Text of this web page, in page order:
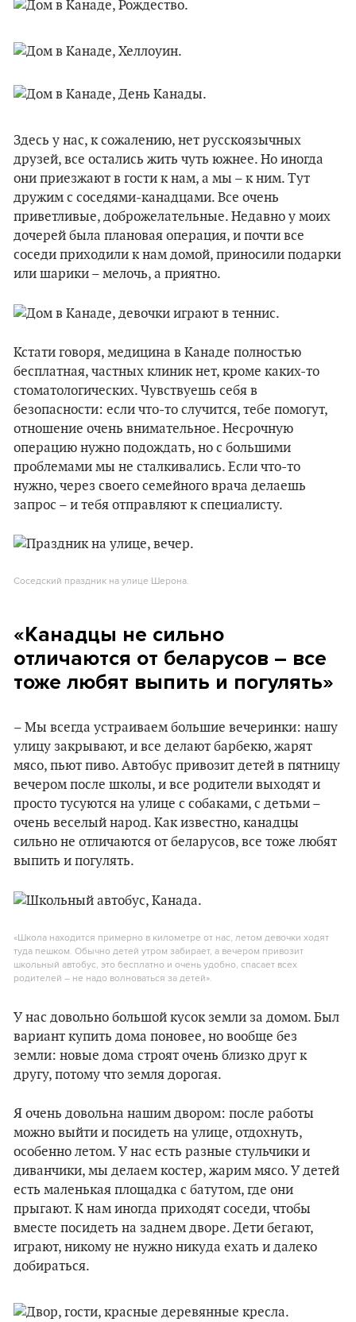
Здесь у нас, к сожалению, нет русскоязычных
друзей, все остались жить чуть южнее. Но иногда
они приезжают в гости к нам, а мы – к ним. Тут
дружим с соседями-канадцами. Все очень
приветливые, доброжелательные. Недавно у моих
дочерей была плановая операция, и почти все
соседи приходили к нам домой, приносили подарки
или шарики – мелочь, а приятно.
Кстати говоря, медицина в Канаде полностью
бесплатная, частных клиник нет, кроме каких-то
стоматологических. Чувствуешь себя в
безопасности: если что-то случится, тебе помогут,
отношение очень внимательное. Несрочную
операцию нужно подождать, но с большими
проблемами мы не сталкивались. Если что-то
нужно, через своего семейного врача делаешь
запрос – и тебя отправляют к специалисту.
Соседский праздник на улице Шерона.
«Канадцы не сильно
отличаются от беларусов – все
тоже любят выпить и погулять»
– Мы всегда устраиваем большие вечеринки: нашу
улицу закрывают, и все делают барбекю, жарят
мясо, пьют пиво. Автобус привозит детей в пятницу
вечером после школы, и все родители выходят и
просто тусуются на улице с собаками, с детьми –
очень веселый народ. Как известно, канадцы
сильно не отличаются от беларусов, все тоже любят
выпить и погулять.
«Школа находится примерно в километре от нас, летом девочки ходят
туда пешком. Обычно детей утром забирает, а вечером привозит
школьный автобус, это бесплатно и очень удобно, спасает всех
родителей – не надо волноваться за детей».
У нас довольно большой кусок земли за домом. Был
вариант купить дома поновее, но вообще без
земли: новые дома строят очень близко друг к
другу, потому что земля дорогая.
Я очень довольна нашим двором: после работы
можно выйти и посидеть на улице, отдохнуть,
особенно летом. У нас есть разные стульчики и
диванчики, мы делаем костер, жарим мясо. У детей
есть маленькая площадка с батутом, где они
прыгают. К нам иногда приходят соседи, чтобы
вместе посидеть на заднем дворе. Дети бегают,
играют, никому не нужно никуда ехать и далеко
добираться.